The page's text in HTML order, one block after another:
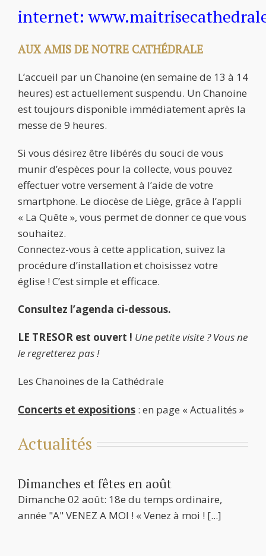
internet:
AUX AMIS DE NOTRE CATHÉDRALE
L’accueil par un Chanoine (en semaine de 13 à 14
heures) est actuellement suspendu. Un Chanoine
est toujours disponible immédiatement après la
messe de 9 heures.
Si vous désirez être libérés du souci de vous
munir d’espèces pour la collecte, vous pouvez
effectuer votre versement à l’aide de votre
smartphone. Le diocèse de Liège, grâce à l’appli
« La Quête », vous permet de donner ce que vous
souhaitez.
Connectez-vous à cette application, suivez la
procédure d’installation et choisissez votre
église ! C’est simple et efficace.
Consultez l’agenda ci-dessous.
LE TRESOR est ouvert ! Une petite visite ? Vous ne
le regretterez pas !
Les Chanoines de la Cathédrale
Concerts et expositions : en page « Actualités »
Actualités
Dimanches et fêtes en août
Dimanche 02 août: 18e du temps ordinaire,
année "A" VENEZ A MOI ! « Venez à moi ! [...]